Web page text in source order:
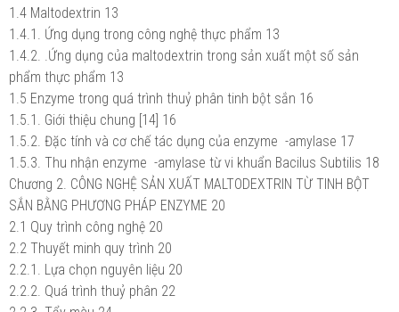
1.4 Maltodextrin 13
1.4.1.
Ứng dụng trong công nghệ thực phẩm 13
1.4.2.
.Ứng dụng của maltodextrin trong sản xuất một số sản
phẩm thực phẩm 13
1.5 Enzyme trong quá trình thuỷ phân tinh bột sắn 16
1.5.1.
Giới thiệu chung [14] 16
1.5.2. Đặc tính và cơ chế tác dụng của enzyme -amylase 17
1.5.3. Thu nhận enzyme -amylase từ vi khuẩn Bacilus Subtilis 18
Chương 2. CÔNG NGHỆ SẢN XUẤT MALTODEXTRIN TỪ TINH BỘT
SẮN BẰNG PHƯƠNG PHÁP ENZYME 20
2.1 Quy trình công nghệ 20
2.2 Thuyết minh quy trình 20
2.2.1.
Lựa chọn nguyên liệu 20
2.2.2. Quá trình thuỷ phân 22